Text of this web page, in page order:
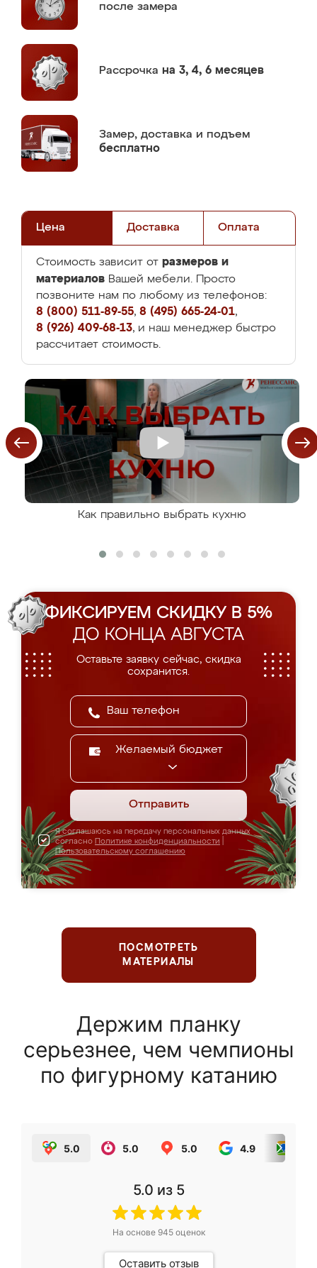
после замера
Рассрочка на 3, 4, 6 месяцев
Замер, доставка и подъем
бесплатно
Цена Доставка Оплата
Стоимость зависит от размеров и
материалов Вашей мебели. Просто
позвоните нам по любому из телефонов:
8 (800) 511-89-55, 8 (495) 665-24-01,
8 (926) 409-68-13, и наш менеджер быстро
рассчитает стоимость.
Как правильно выбрать кухню
ФИКСИРУЕМ СКИДКУ В 5%
ДО КОНЦА АВГУСТА
Оставьте заявку сейчас, скидка
сохранится.
Желаемый бюджет
Отправить
Я соглашаюсь на передачу персональных данных
согласно Политике конфиденциальности
Пользовательскому соглашению
ПОСМОТРЕТЬ
МАТЕРИАЛЫ
Держим планку
серьезнее, чем чемпионы
по фигурному катанию
5.0 5.0 5.0 4.9
5.0 из 5
На основе 945оценок
Оставить отзыв